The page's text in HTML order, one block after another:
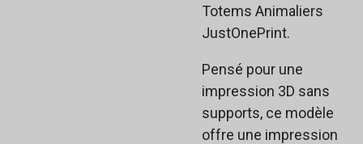
Totems Animaliers
JustOnePrint.
Pensé pour une
impression 3D sans
supports, ce modèle
offre une impression